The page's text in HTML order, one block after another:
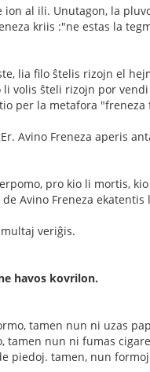
al ili. Unutagon, la
kriis :"ne estas la
lia filo ŝtelis rizojn el
volis ŝteli rizojn por
per la metafora "freneza
Avino Freneza aperis
pro kio li mortis,
Avino Freneza ekatentis
veriĝis.
havos kovrilon.
tamen nun ni uzas
tamen nun ni fumas
piedoj. tamen, nun